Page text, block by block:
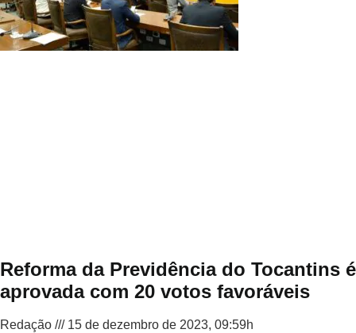
Reforma da Previdência do Tocantins é
aprovada com 20 votos favoráveis
Redação
15 de dezembro de 2023, 09:59h